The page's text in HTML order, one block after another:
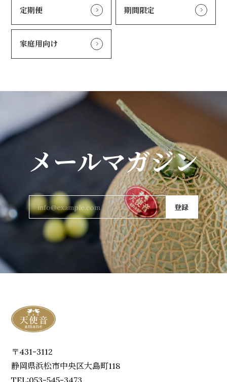
定期便 期間限定
家庭用向け
メールマガジン
登録
〒431-3112
静岡県浜松市中央区大島町118
TEL:053-545-3473